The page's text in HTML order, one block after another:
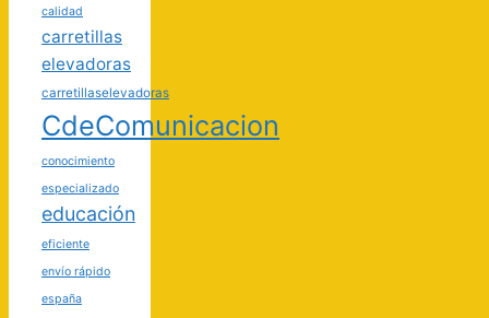
calidad
carretillas
elevadoras
carretillaselevadoras
CdeComunicacion
conocimiento
especializado
educación
eficiente
envío rápido
españa